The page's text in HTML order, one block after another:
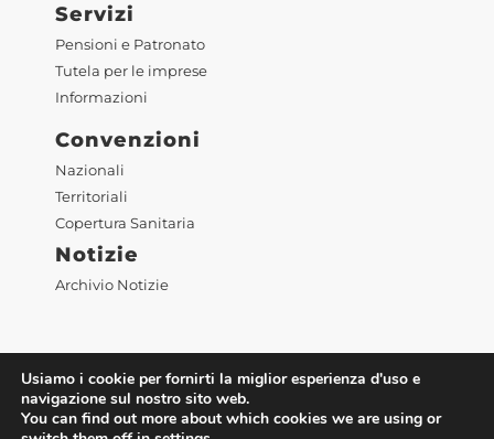
Servizi
Pensioni e Patronato
Tutela per le imprese
Informazioni
Convenzioni
Nazionali
Territoriali
Copertura Sanitaria
Notizie
Archivio Notizie
Usiamo i cookie per fornirti la miglior esperienza d'uso e
navigazione sul nostro sito web.
You can find out more about which cookies we are using or